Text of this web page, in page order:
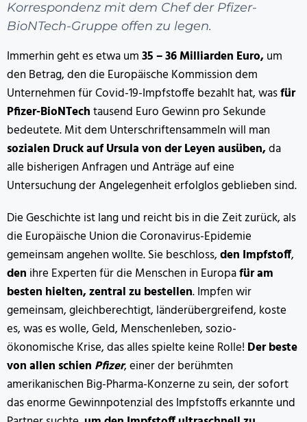
Korrespondenz mit dem Chef der Pfizer-
BioNTech-Gruppe offen zu legen.
Immerhin geht es etwa um35 – 36 Milliarden Euro,um
den Betrag, den die Europäische Kommission dem
Unternehmen für Covid-19-Impfstoffe bezahlt hat, wasfür
Pfizer-BioNTechtausend Euro Gewinn pro Sekunde
bedeutete. Mit dem Unterschriftensammeln will man
sozialen Druck auf Ursula von der Leyen ausüben,da
alle bisherigen Anfragen und Anträge auf eine
Untersuchung der Angelegenheit erfolglos geblieben sind.
Die Geschichte ist lang und reicht bis in die Zeit zurück, als
die Europäische Union die Coronavirus-Epidemie
gemeinsam angehen wollte. Sie beschloss,den Impfstoff,
den ihre Experten für die Menschen in Europafür am
besten hielten, zentral zu bestellen. Impfen wir
gemeinsam, gleichberechtigt, länderübergreifend, koste
es, was es wolle, Geld, Menschenleben, sozio-
ökonomische Krise, das alles spielte keine Rolle! Der beste
von allen schien Pfizer, einer der berühmten
amerikanischen Big-Pharma-Konzerne zu sein, der sofort
das enorme Gewinnpotenzial des Impfstoffs erkannte und